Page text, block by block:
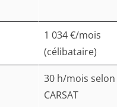
1 034 €/mois
(célibataire)
30 h/mois selon
CARSAT